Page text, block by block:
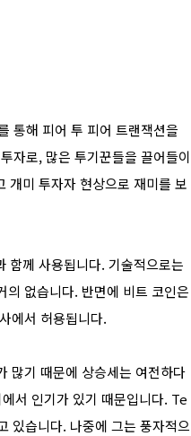
통해 피어 투 피어 트랜잭션을
자로, 많은 투기꾼들을 끌어들이
개미 투자자 현상으로 재미를 보
함께 사용됩니다. 기술적으로는
의 없습니다. 반면에 비트 코인은
서 허용됩니다.
많기 때문에 상승세는 여전하다
서 인기가 있기 때문입니다. Te
있습니다. 나중에 그는 풍자적으